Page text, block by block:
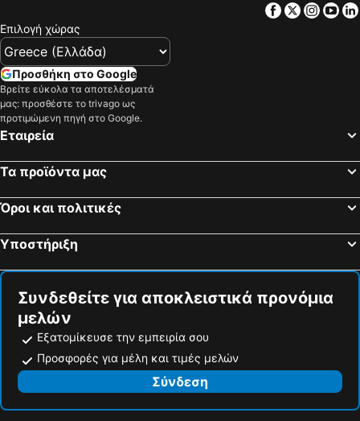
Facebook
Twitter
Επιλογή χώρας
Προσθήκη στο Google
Βρείτε εύκολα τα αποτελέσματά
μας: προσθέστε το trivago ως
προτιμώμενη πηγή στο Google.
Εταιρεία
Τα προϊόντα μας
Όροι και πολιτικές
Υποστήριξη
Συνδεθείτε για αποκλειστικά προνόμια
μελών
Εξατομίκευσε την εμπειρία σου
Προσφορές για μέλη και τιμές μελών
Σύνδεση